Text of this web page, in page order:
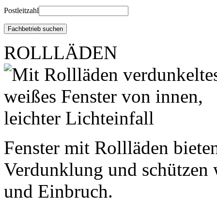
Postleitzahl
ROLLLÄDEN
Fenster mit Rollläden
Verdunklung und
und Einbruch.